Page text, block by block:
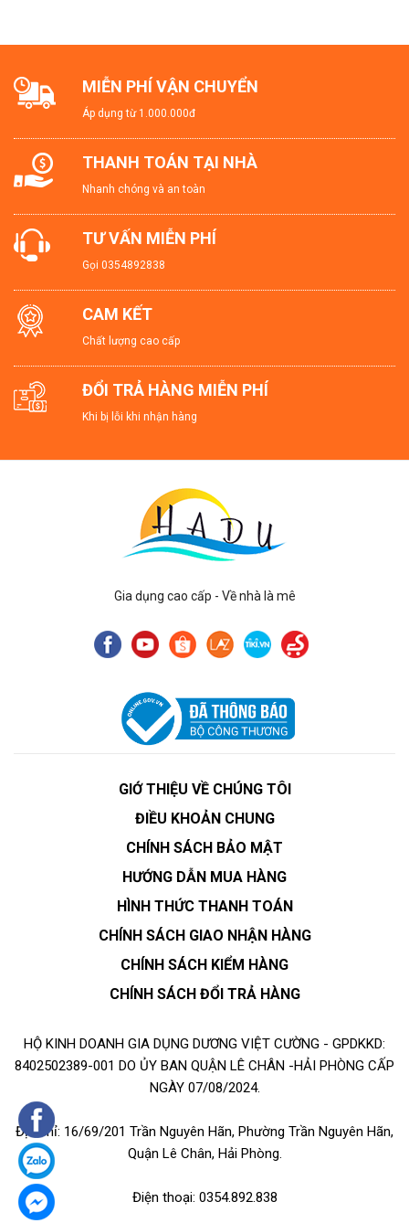
MIỄN PHÍ VẬN CHUYỂN
Áp dụng từ 1.000.000đ
THANH TOÁN TẠI NHÀ
Nhanh chóng và an toàn
TƯ VẤN MIỄN PHÍ
Gọi 0354892838
CAM KẾT
Chất lượng cao cấp
ĐỔI TRẢ HÀNG MIỄN PHÍ
Khi bị lỗi khi nhận hàng
Gia dụng cao cấp - Về nhà là mê
GIỚ THIỆU VỀ CHÚNG TÔI
ĐIỀU KHOẢN CHUNG
CHÍNH SÁCH BẢO MẬT
HƯỚNG DẪN MUA HÀNG
HÌNH THỨC THANH TOÁN
CHÍNH SÁCH GIAO NHẬN HÀNG
CHÍNH SÁCH KIỂM HÀNG
CHÍNH SÁCH ĐỔI TRẢ HÀNG
HỘ KINH DOANH GIA DỤNG DƯƠNG VIỆT CƯỜNG - GPDKKD:
8402502389-001 DO ỦY BAN QUẬN LÊ CHÂN -HẢI PHÒNG CẤP
NGÀY 07/08/2024.
Địa chỉ: 16/69/201 Trần Nguyên Hãn, Phường Trần Nguyên Hãn,
Quận Lê Chân, Hải Phòng.
Điện thoại: 0354.892.838